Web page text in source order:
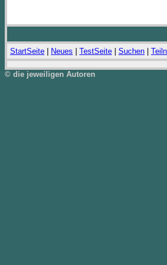
StartSeite Neues TestSeite Suchen
© die jeweiligen Autoren